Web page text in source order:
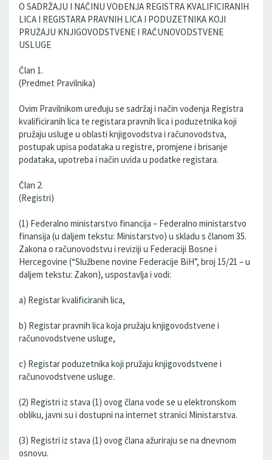
O SADRŽAJU I NAČINU VOĐENJA REGISTRA KVALIFICIRANIH
LICA I REGISTARA PRAVNIH LICA I PODUZETNIKA KOJI
PRUŽAJU KNJIGOVODSTVENE I RAČUNOVODSTVENE
USLUGE
Član 1.
(Predmet Pravilnika)
Ovim Pravilnikom uređuju se sadržaj i način vođenja Registra
kvalificiranih lica te registara pravnih lica i poduzetnika koji
pružaju usluge u oblasti knjigovodstva i računovodstva,
postupak upisa podataka u registre, promjene i brisanje
podataka, upotreba i način uvida u podatke registara.
Član 2.
(Registri)
(1) Federalno ministarstvo financija – Federalno ministarstvo
finansija (u daljem tekstu: Ministarstvo) u skladu s članom 35.
Zakona o računovodstvu i reviziji u Federaciji Bosne i
Hercegovine (“Službene novine Federacije BiH”, broj 15/21 – u
daljem tekstu: Zakon), uspostavlja i vodi:
a) Registar kvalificiranih lica,
b) Registar pravnih lica koja pružaju knjigovodstvene i
računovodstvene usluge,
c) Registar poduzetnika koji pružaju knjigovodstvene i
računovodstvene usluge.
(2) Registri iz stava (1) ovog člana vode se u elektronskom
obliku, javni su i dostupni na internet stranici Ministarstva.
(3) Registri iz stava (1) ovog člana ažuriraju se na dnevnom
osnovu.